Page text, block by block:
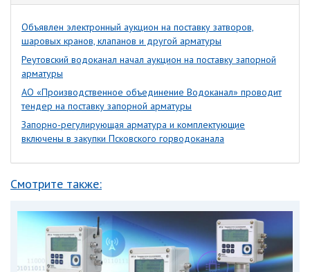
Объявлен электронный аукцион на поставку затворов,
шаровых кранов, клапанов и другой арматуры
Реутовский водоканал начал аукцион на поставку запорной
арматуры
АО «Производственное объединение Водоканал» проводит
тендер на поставку запорной арматуры
Запорно-регулирующая арматура и комплектующие
включены в закупки Псковского горводоканала
Смотрите также: